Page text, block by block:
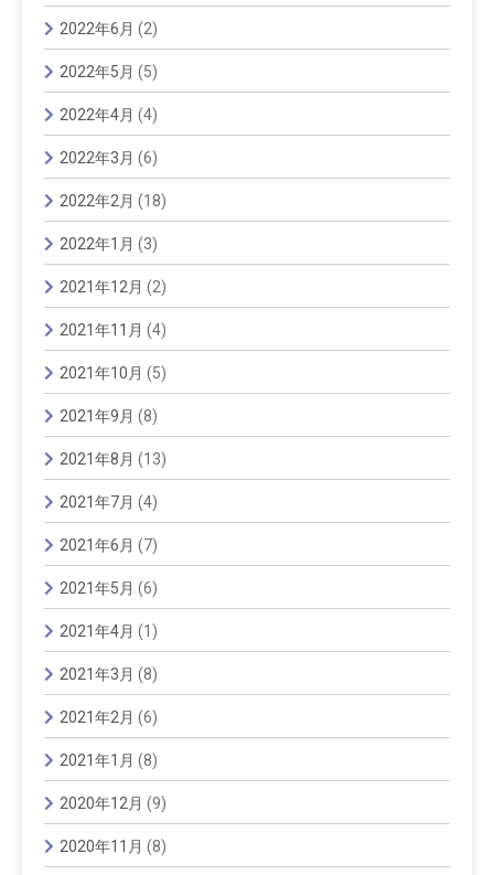
2022年6月 (2)
2022年5月 (5)
2022年4月 (4)
2022年3月 (6)
2022年2月 (18)
2022年1月 (3)
2021年12月 (2)
2021年11月 (4)
2021年10月 (5)
2021年9月 (8)
2021年8月 (13)
2021年7月 (4)
2021年6月 (7)
2021年5月 (6)
2021年4月 (1)
2021年3月 (8)
2021年2月 (6)
2021年1月 (8)
2020年12月 (9)
2020年11月 (8)